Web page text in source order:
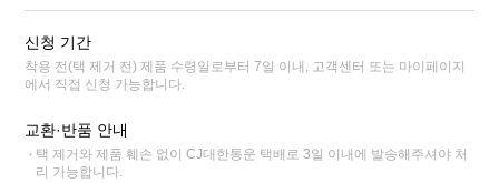
신청 기간
착용 전(택 제거 전) 제품 수령일로부터 7일 이내, 고객센터 또는 마이페이지
에서 직접 신청 가능합니다.
교환·반품 안내
택 제거와 제품 훼손 없이 CJ대한통운 택배로 3일 이내에 발송해주셔야 처
리 가능합니다.